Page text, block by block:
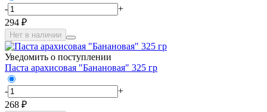
-
+
294 ₽
Нет в наличии
Уведомить о поступлении
Паста арахисовая "Банановая" 325 гр
-
+
268 ₽